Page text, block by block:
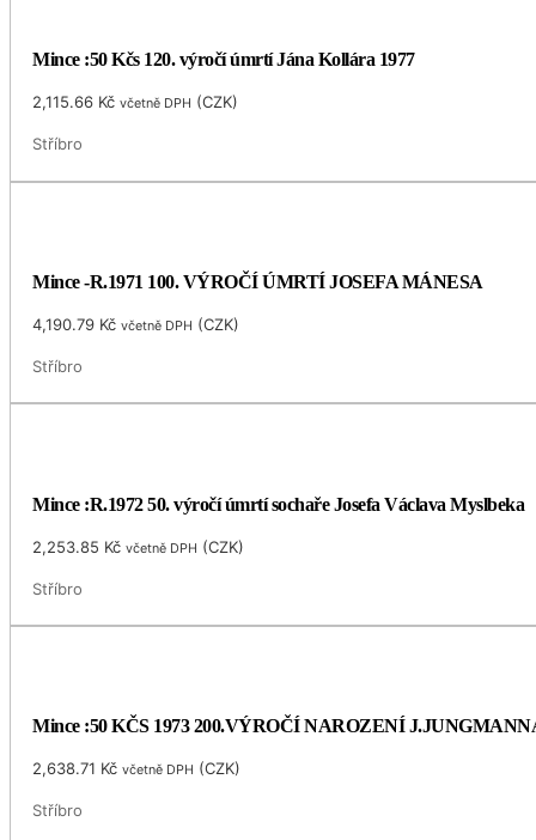
Mince :50 Kčs 120. výročí úmrtí Jána Kollára 1977
2,115.66 Kč včetně DPH (CZK)
Stříbro
Mince -R.1971 100. VÝROČÍ ÚMRTÍ JOSEFA MÁNESA
4,190.79 Kč včetně DPH (CZK)
Stříbro
Mince :R.1972 50. výročí úmrtí sochaře Josefa Václava Myslbeka
2,253.85 Kč včetně DPH (CZK)
Stříbro
Mince :50 KČS 1973 200.VÝROČÍ NAROZENÍ
2,638.71 Kč včetně DPH (CZK)
Stříbro